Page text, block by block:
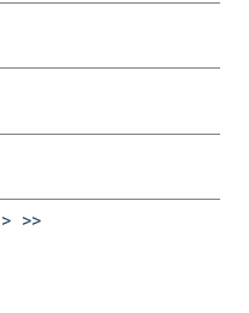
> >>